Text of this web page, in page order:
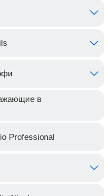
в
Professional